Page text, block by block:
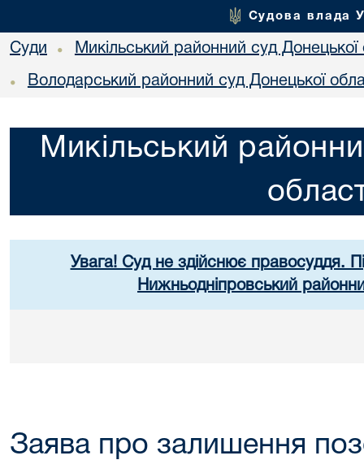
Судова влада
Суди • Микільський районний суд Донецької
• Володарський районний суд Донецької
Микільський
Увага! Суд не здійснює правосуддя.
Нижньодніпровський
Заява про залишення